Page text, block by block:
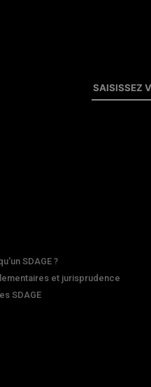
SDAGE ?
et jurisprudence
SDAGE